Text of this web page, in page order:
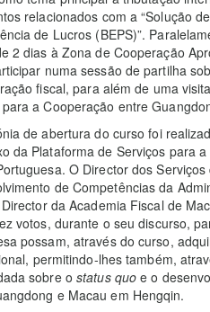
relacionados com a “Solução
de Lucros (BEPS)”.
2 dias à Zona de Cooperação
numa sessão de partilha
fiscal, para além de uma
a Cooperação entre
de abertura do curso foi
da Plataforma de Serviços para
O Director dos
de Competências da
Director da Academia Fiscal de
votos, durante o seu discurso,
possam, através do curso,
permitindo-lhes também,
sobre o status quo e o
e Macau em Hengqin.